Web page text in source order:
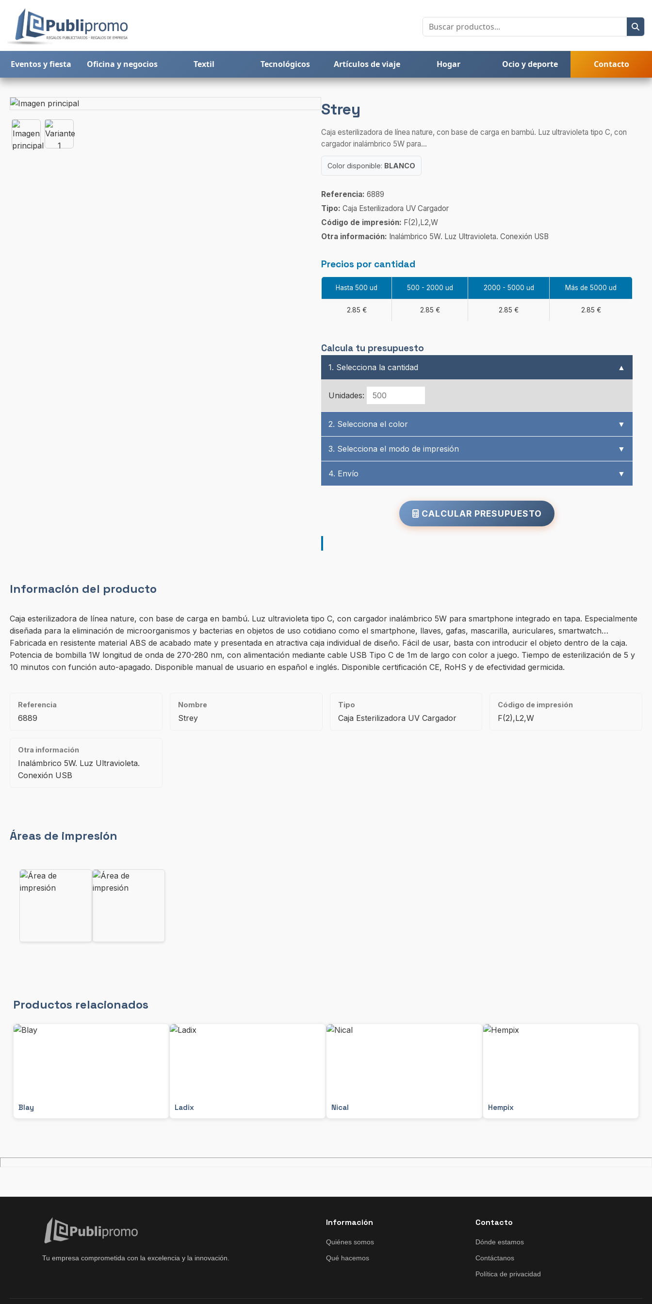
Eventos y fiesta Oficina y negocios Textil Tecnológicos Artículos de viaje Hogar Ocio y deporte Contacto
Strey
Caja esterilizadora de línea nature, con base de carga en bambú. Luz ultravioleta tipo C, con
cargador inalámbrico 5W para...
Color disponible: BLANCO
Referencia: 6889
Tipo: Caja Esterilizadora UV Cargador
Código de impresión: F(2),L2,W
Otra información: Inalámbrico 5W. Luz Ultravioleta. Conexión USB
Precios por cantidad
Hasta 500 ud 500 - 2000 ud 2000 - 5000 ud Más de 5000 ud
2.85 € 2.85 € 2.85 € 2.85 €
Calcula tu presupuesto
1. Selecciona la cantidad ▲
Unidades:
2. Selecciona el color ▼
3. Selecciona el modo de impresión ▼
4. Envío ▼
CALCULAR PRESUPUESTO
Información del producto
Caja esterilizadora de línea nature, con base de carga en bambú. Luz ultravioleta tipo C, con cargador inalámbrico 5W para smartphone integrado en tapa. Especialmente
diseñada para la eliminación de microorganismos y bacterias en objetos de uso cotidiano como el smartphone, llaves, gafas, mascarilla, auriculares, smartwatch…
Fabricada en resistente material ABS de acabado mate y presentada en atractiva caja individual de diseño. Fácil de usar, basta con introducir el objeto dentro de la caja.
Potencia de bombilla 1W longitud de onda de 270-280 nm, con alimentación mediante cable USB Tipo C de 1m de largo con color a juego. Tiempo de esterilización de 5 y
10 minutos con función auto-apagado. Disponible manual de usuario en español e inglés. Disponible certificación CE, RoHS y de efectividad germicida.
Referencia
6889
Nombre
Strey
Tipo
Caja Esterilizadora UV Cargador
Código de impresión
F(2),L2,W
Otra información
Inalámbrico 5W. Luz Ultravioleta.
Conexión USB
Áreas de impresión
Productos relacionados
Blay Ladix Nical Hempix
Tu empresa comprometida con la excelencia y la innovación.
Información
Quiénes somos
Qué hacemos
Contacto
Dónde estamos
Contáctanos
Política de privacidad